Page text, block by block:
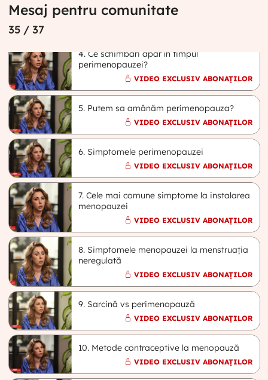
Mesaj pentru comunitate
35/ 37
perimenopauză/menopauză?
4. Ce schimbări apar în timpul
perimenopauzei?
VIDEO EXCLUSIV ABONAȚILOR
5. Putem sa amânăm perimenopauza?
VIDEO EXCLUSIV ABONAȚILOR
6. Simptomele perimenopauzei
VIDEO EXCLUSIV ABONAȚILOR
7. Cele mai comune simptome la instalarea
menopauzei
VIDEO EXCLUSIV ABONAȚILOR
8. Simptomele menopauzei la menstruația
neregulată
VIDEO EXCLUSIV ABONAȚILOR
9. Sarcină vs perimenopauză
VIDEO EXCLUSIV ABONAȚILOR
10. Metode contraceptive la menopauză
VIDEO EXCLUSIV ABONAȚILOR